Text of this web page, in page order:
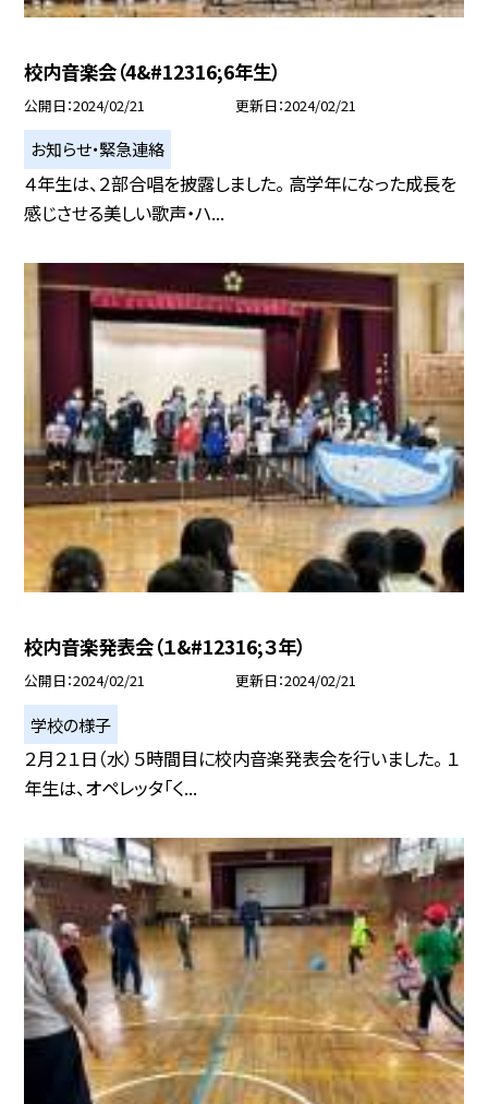
校内音楽会（4&#12316;6年生）
公開日 2024/02/21 更新日 2024/02/21
お知らせ・緊急連絡
４年生は、２部合唱を披露しました。 高学年になった成長を
感じさせる美しい歌声・ハ...
校内音楽発表会（１&#12316;３年）
公開日 2024/02/21 更新日 2024/02/21
学校の様子
２月２１日（水）５時間目に校内音楽発表会を行いました。 １
年生は、オペレッタ「く...